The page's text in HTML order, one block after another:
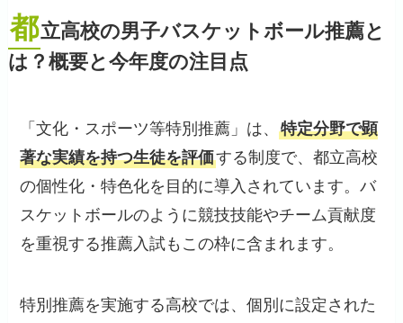
都立高校の男子バスケットボール推薦と
は？概要と今年度の注目点
「文化・スポーツ等特別推薦」は、特定分野で顕
著な実績を持つ生徒を評価する制度で、都立高校
の個性化・特色化を目的に導入されています。バ
スケットボールのように競技技能やチーム貢献度
を重視する推薦入試もこの枠に含まれます。
特別推薦を実施する高校では、個別に設定された